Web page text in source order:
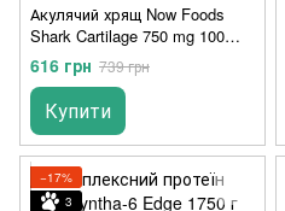
Акулячий хрящ Now Foods
Shark Cartilage 750 mg 100
капс
616 грн 739 грн
Купити
−17%
3